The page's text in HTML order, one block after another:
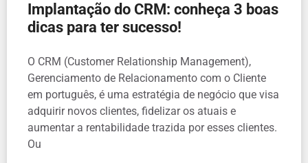
Implantação do CRM: conheça 3 boas
dicas para ter sucesso!
O CRM (Customer Relationship Management),
Gerenciamento de Relacionamento com o Cliente
em português, é uma estratégia de negócio que visa
adquirir novos clientes, fidelizar os atuais e
aumentar a rentabilidade trazida por esses clientes.
Ou